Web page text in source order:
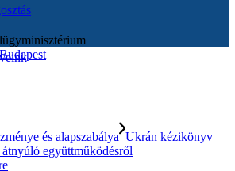
és alapszabálya Ukrán kézikönyv
együttműködésről